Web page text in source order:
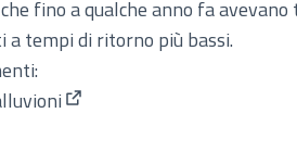
fino a qualche anno fa
a tempi di ritorno più bassi.